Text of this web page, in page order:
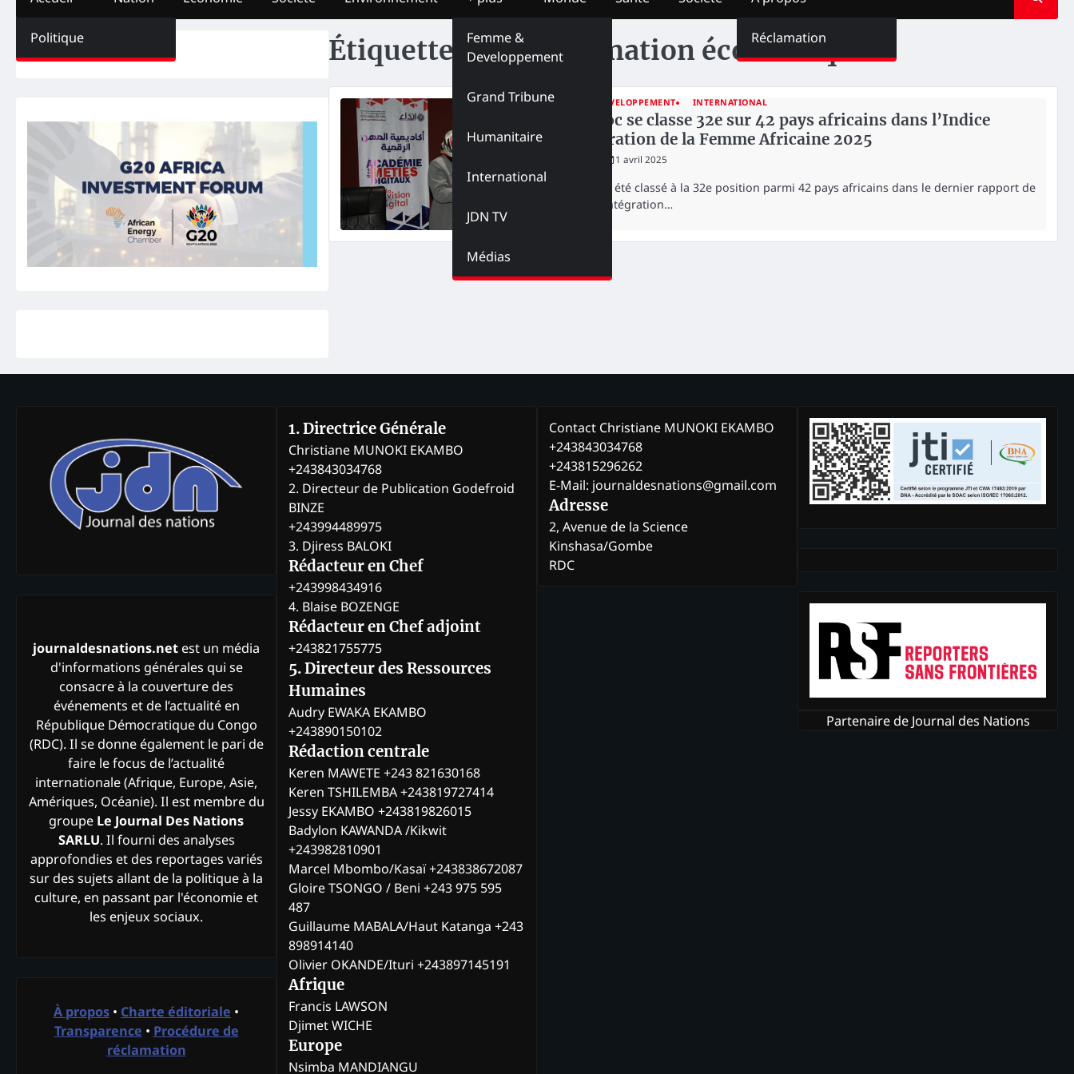
Politique
Femme &
Developpement
Grand Tribune
Humanitaire
International
JDN TV
Médias
Réclamation
Étiquette :Transformation économique
FEMME & DEVELOPPEMENT INTERNATIONAL
Le Maroc se classe 32e sur 42 pays africains dans l’Indice
d’Intégration de la Femme Africaine 2025
1 avril 2025
Le Maroc a été classé à la 32e position parmi 42 pays africains dans le dernier rapport de
l’Indice d’Intégration…
journaldesnations.net est un média
d'informations générales qui se
consacre à la couverture des
événements et de l’actualité en
République Démocratique du Congo
(RDC). Il se donne également le pari de
faire le focus de l’actualité
internationale (Afrique, Europe, Asie,
Amériques, Océanie). Il est membre du
groupe Le Journal Des Nations
SARLU. Il fourni des analyses
approfondies et des reportages variés
sur des sujets allant de la politique à la
culture, en passant par l'économie et
les enjeux sociaux.
À propos • Charte éditoriale •
Transparence • Procédure de
réclamation
1. Directrice Générale
Christiane MUNOKI EKAMBO
+243843034768
2. Directeur de Publication Godefroid
BINZE
+243994489975
3. Djiress BALOKI
Rédacteur en Chef
+243998434916
4. Blaise BOZENGE
Rédacteur en Chef adjoint
+243821755775
5. Directeur des Ressources
Humaines
Audry EWAKA EKAMBO
+243890150102
Rédaction centrale
Keren MAWETE +243 821630168
Keren TSHILEMBA +243819727414
Jessy EKAMBO +243819826015
Badylon KAWANDA /Kikwit
+243982810901
Marcel Mbombo/Kasaï +243838672087
Gloire TSONGO / Beni +243 975 595
487
Guillaume MABALA/Haut Katanga +243
898914140
Olivier OKANDE/Ituri +243897145191
Afrique
Francis LAWSON
Djimet WICHE
Europe
Nsimba MANDIANGU
Contact Christiane MUNOKI EKAMBO
+243843034768
+243815296262
E-Mail: journaldesnations@gmail.com
Adresse
2, Avenue de la Science
Kinshasa/Gombe
RDC
Partenaire de Journal des Nations